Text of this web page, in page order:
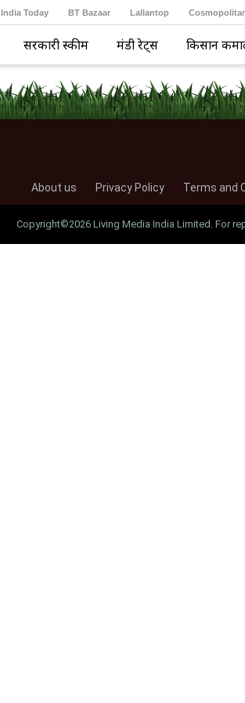
India Today BT Bazaar Lallantop
सरकारी स्कीम मंडी रेट्स किसान
About us Privacy Policy Terms and
Copyright©2026 Living Media India Limited. For